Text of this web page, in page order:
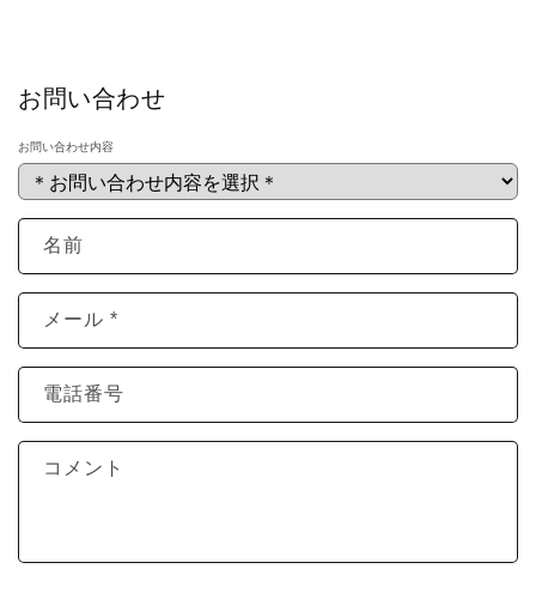
お問い合わせ
お問い合わせ内容
名前
メール *
電話番号
コメント